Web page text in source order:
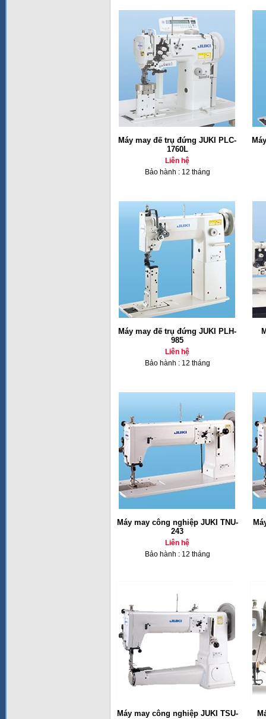
Máy may đế trụ đứng JUKI PLC-
1760L
Liên hệ
Bảo hành : 12 tháng
Máy may đế trụ đứng JUKI PLH-
985
Liên hệ
Bảo hành : 12 tháng
Máy may công nghiệp JUKI TNU-
243
Liên hệ
Bảo hành : 12 tháng
Máy may công nghiệp JUKI TSU-